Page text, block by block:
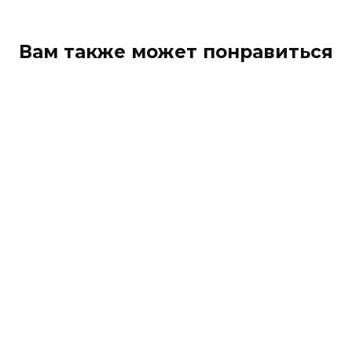
Вам также может понравиться